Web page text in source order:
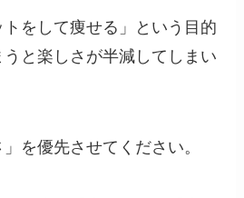
をして痩せる」という目的
と楽しさが半減してしまい
を優先させてください。